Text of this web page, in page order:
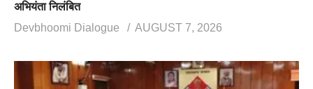
अभियंता निलंबित
Devbhoomi Dialogue
AUGUST 7, 2026